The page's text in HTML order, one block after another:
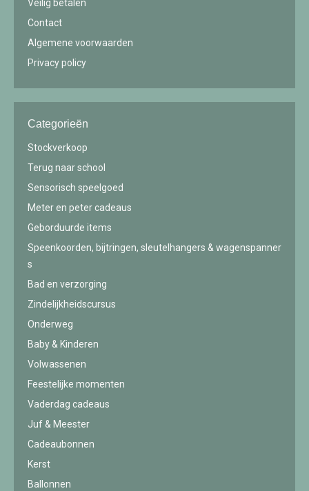
Veilig betalen
Contact
Algemene voorwaarden
Privacy policy
Categorieën
Stockverkoop
Terug naar school
Sensorisch speelgoed
Meter en peter cadeaus
Geborduurde items
Speenkoorden, bijtringen, sleutelhangers & wagenspanner
s
Bad en verzorging
Zindelijkheidscursus
Onderweg
Baby & Kinderen
Volwassenen
Feestelijke momenten
Vaderdag cadeaus
Juf & Meester
Cadeaubonnen
Kerst
Ballonnen